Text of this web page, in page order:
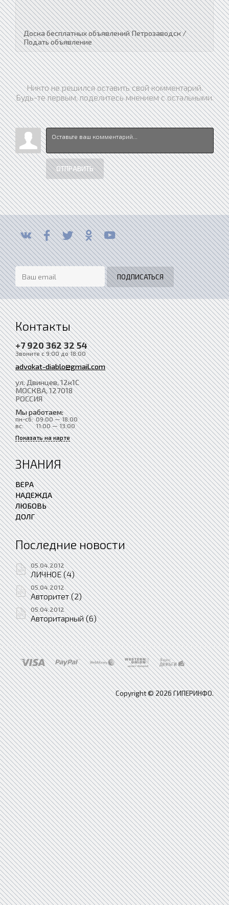
Доска бесплатных объявлений Петрозаводск /
Подать объявление
Никто не решился оставить свой комментарий.
Будь-те первым, поделитесь мнением с остальными.
ОТПРАВИТЬ
Контакты
+7 920 362 32 54
Звоните с 9:00 до 18:00
advokat-diablo@gmail.com
ул. Двинцев, 12к1С
МОСКВА, 127018
РОССИЯ
Мы работаем:
пн-сб: 09:00 — 18:00
вс:
11:00 — 13:00
Показать на карте
ЗНАНИЯ
ВЕРА
НАДЕЖДА
ЛЮБОВЬ
ДОЛГ
Последние новости
05.04.2012
ЛИЧНОЕ (4)
05.04.2012
Авторитет (2)
05.04.2012
Авторитарный (6)
Copyright © 2026 ГИПЕРИНФО.